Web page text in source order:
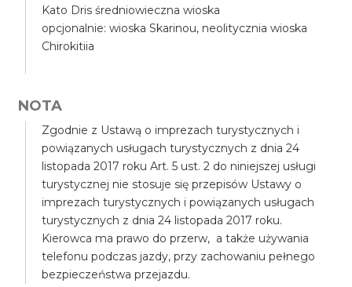
Kato Dris średniowieczna wioska
opcjonalnie: wioska Skarinou, neolitycznia wioska
Chirokitiia
NOTA
Zgodnie z Ustawą o imprezach turystycznych i
powiązanych usługach turystycznych z dnia 24
listopada 2017 roku Art. 5 ust. 2 do niniejszej usługi
turystycznej nie stosuje się przepisów Ustawy o
imprezach turystycznych i powiązanych usługach
turystycznych z dnia 24 listopada 2017 roku.
Kierowca ma prawo do przerw, a także używania
telefonu podczas jazdy, przy zachowaniu pełnego
bezpieczeństwa przejazdu.